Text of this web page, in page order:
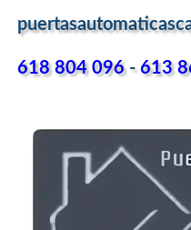
618 804 096-613